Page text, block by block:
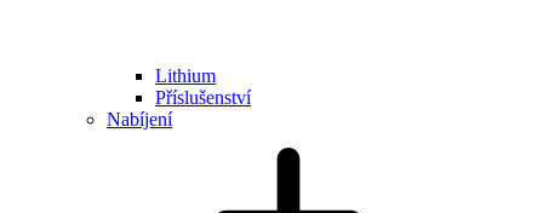
Lithium
Příslušenství
Nabíjení